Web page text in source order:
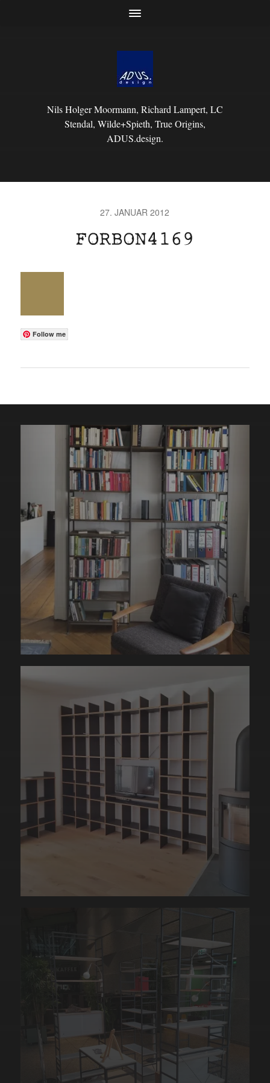
Nils Holger Moormann, Richard Lampert, LC
Stendal, Wilde+Spieth, True Origins,
ADUS.design.
27. JANUAR 2012
Follow me